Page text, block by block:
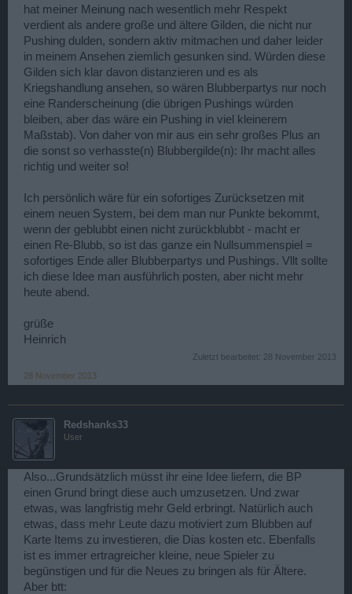
hat meiner Meinung nach wesentlich mehr Respekt
verdient als andere große und ältere Gilden, die nicht nur
Pushing dulden, sondern aktiv mitmachen und daher leider
in meinem Ansehen ziemlich gesunken sind. Würden diese
Gilden sich klar davon distanzieren und es als
Kriegshandlung ansehen, so wären Blubberpartys nur noch
eine Randerscheinung (die übrigen Pushings würden
bleiben, aber das wäre ein Pushing in viel kleinerem
Maßstab). Von daher von mir aus ein sehr großes Plus an
die sonst so verhasste(n) Blubbergilde(n): Ihr macht alles
richtig und weiter so!
Ich persönlich wäre für ein sofortiges Zurücksetzen mit
einem neuen System, bei dem man nur Punkte bekommt,
wenn der geblubbt einen nicht zurückblubbt - macht er
einen Re-Blubb, so ist das ganze ein Nullsummenspiel =
sofortiges Ende aller Blubberpartys und Pushings. Vllt sollte
ich diese Idee man ausführlich posten, aber nicht mehr
heute abend.
grüße
Heinrich
Zuletzt bearbeitet: 28 November 2013
28 November 2013
Redshanks33
User
Also...Grundsätzlich müsst ihr eine Idee liefern, die BP
einen Grund bringt diese auch umzusetzen. Und zwar
etwas, was langfristig mehr Geld erbringt. Natürlich auch
etwas, dass mehr Leute dazu motiviert zum Blubben auf
Karte Items zu investieren, die Dias kosten etc. Ebenfalls
ist es immer ertragreicher kleine, neue Spieler zu
begünstigen und für die Neues zu bringen als für Ältere.
Aber btt: